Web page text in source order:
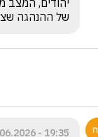
של ההנהגה
19:35 - 14.06.2026